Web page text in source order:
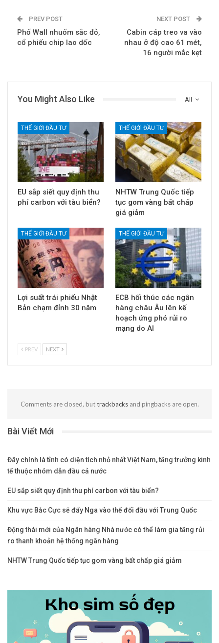
PREV POST
Phố Wall nhuốm sắc đỏ,
cổ phiếu chip lao dốc
NEXT POST
Cabin cáp treo va vào
nhau ở độ cao 61 mét,
16 người mắc kẹt
All
You Might Also Like
THẾ GIỚI ĐẦU TƯ
EU sắp siết quy định thu
phí carbon với tàu biển?
THẾ GIỚI ĐẦU TƯ
NHTW Trung Quốc tiếp
tục gom vàng bất chấp
giá giảm
THẾ GIỚI ĐẦU TƯ
Lợi suất trái phiếu Nhật
Bản chạm đỉnh 30 năm
THẾ GIỚI ĐẦU TƯ
ECB hối thúc các ngân
hàng châu Âu lên kế
hoạch ứng phó rủi ro
mạng do AI
PREV NEXT
Comments are closed, buttrackbacksand pingbacks are open.
Bài Viết Mới
Đây chính là tỉnh có diện tích nhỏ nhất Việt Nam, tăng trưởng kinh
tế thuộc nhóm dẫn đầu cả nước
EU sắp siết quy định thu phí carbon với tàu biển?
Khu vực Bắc Cực sẽ đẩy Nga vào thế đối đầu với Trung Quốc
Động thái mới của Ngân hàng Nhà nước có thể làm gia tăng rủi
ro thanh khoản hệ thống ngân hàng
NHTW Trung Quốc tiếp tục gom vàng bất chấp giá giảm